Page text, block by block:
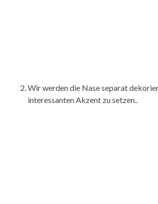
Wir werden die Nase separat
interessanten Akzent zu setzen..